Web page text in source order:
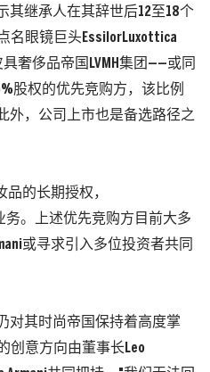
其继承人在其辞世后12至18个
名眼镜巨头 EssilorLuxottica
奢侈品帝国 LVMH 集团 ——或同
股权的优先竞购方，该比例
外，公司上市也是备选路径之
品的长期授权，
务。上述优先竞购方目前大多
或寻求引入多位投资者共同
对其时尚帝国保持着高度掌
创意方向由董事长 Leo